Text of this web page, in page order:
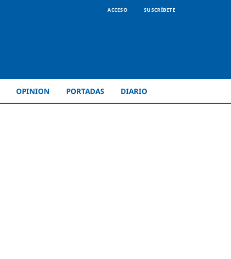
ACCESO SUSCRÍBETE
OPINION PORTADAS DIARIO